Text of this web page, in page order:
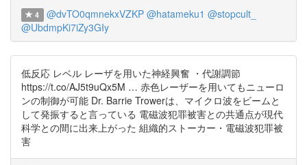
4 @dvTO0qmnekxVZKP @hatameku1 @stopcult_
@UbdmpKi7iZy3GIy
低反応 レベル レーザを用いた神経興奮 ・代謝調節
https://t.co/AJ5t9uQx5M … 赤色レーザーを用いてもニューロ
ンの制御が可能 Dr. Barrie Trowerは、マイクロ波をビームと
して発振すると言っている 電磁波犯罪被害との共通点が現代
科学との間に出来上がった 組織的ストーカー・電磁波犯罪被
害